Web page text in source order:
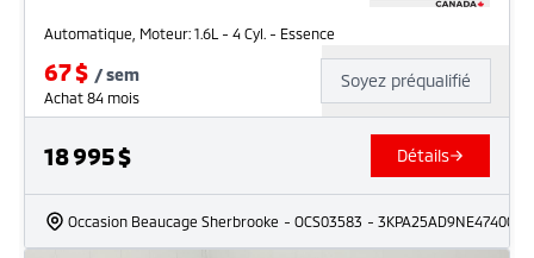
Automatique, Moteur: 1.6L - 4 Cyl. - Essence
67$ /sem
Achat 84 mois
Soyez préqualifié
18 995$ Détails
Occasion Beaucage Sherbrooke - OCS03583 - 3KPA25AD9NE474007